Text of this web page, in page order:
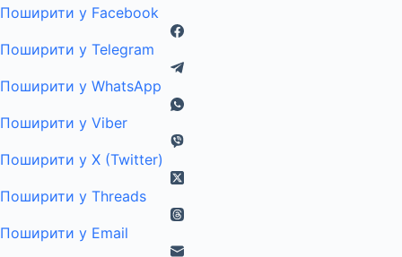
Поширити у Facebook
Поширити у Telegram
Поширити у WhatsApp
Поширити у Viber
Поширити у X (Twitter)
Поширити у Threads
Поширити у Email